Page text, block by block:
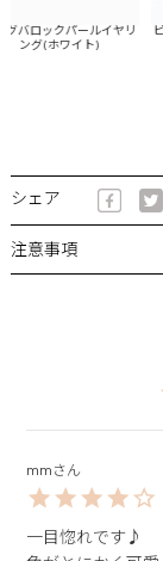
ロックパールイヤリ
ング(ホワイト)
ビ
シェア
注意事項
mm
一目惚れです♪